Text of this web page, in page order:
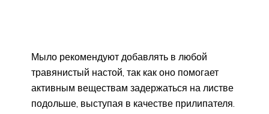
Мыло рекомендуют добавлять в любой
травянистый настой, так как оно помогает
активным веществам задержаться на листве
подольше, выступая в качестве прилипателя.